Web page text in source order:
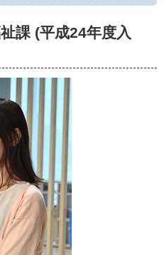
課 (平成24年度入